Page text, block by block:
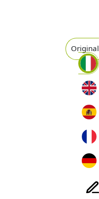
Original